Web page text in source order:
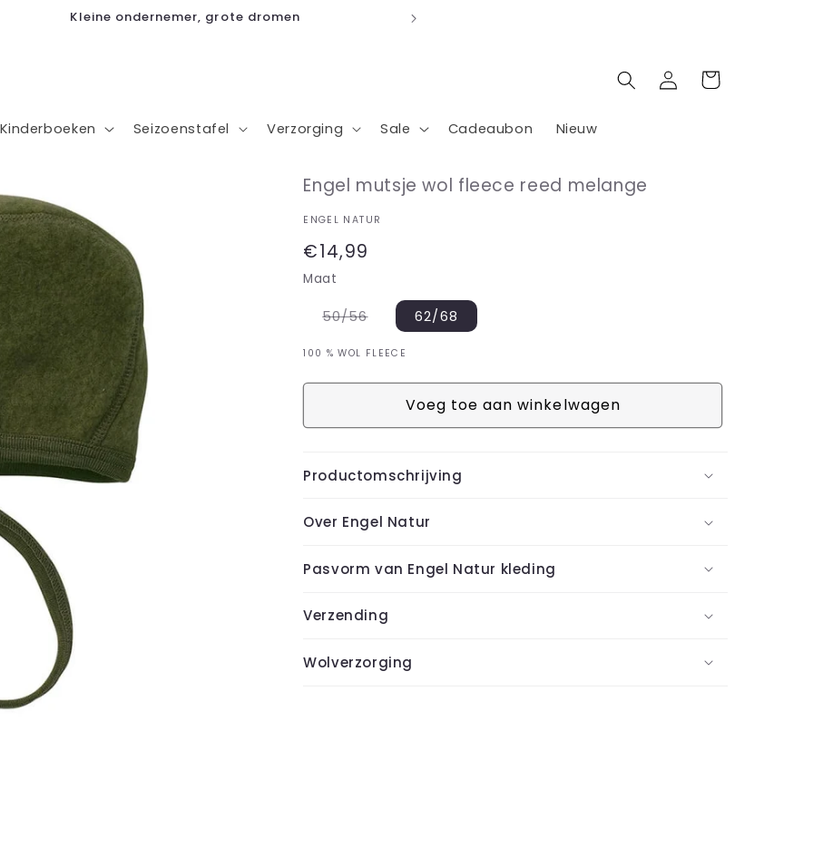
Kleine ondernemer, grote dromen
Kinderboeken Seizoenstafel Verzorging Sale Cadeaubon Nieuw
Inloggen
Winkelwagen
Engel mutsje wol fleece reed melange
ENGEL NATUR
Normale
prijs
€14,99
Maat
50/56Variant
uitverkocht
niet
62/68
100 % WOL FLEECE
Voeg toe aan winkelwagen
Productomschrijving
Over Engel Natur
Pasvorm van Engel Natur kleding
Verzending
Wolverzorging